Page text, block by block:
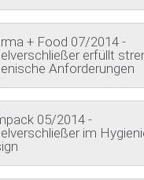
+ Food 07/2014 -
erfüllt
Anforderungen
05/2014 -
im